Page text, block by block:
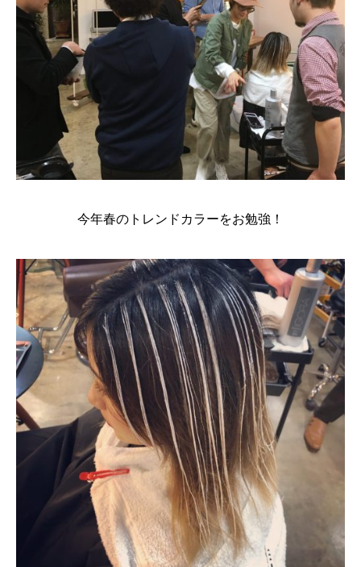
今年春のトレンドカラーをお勉強！